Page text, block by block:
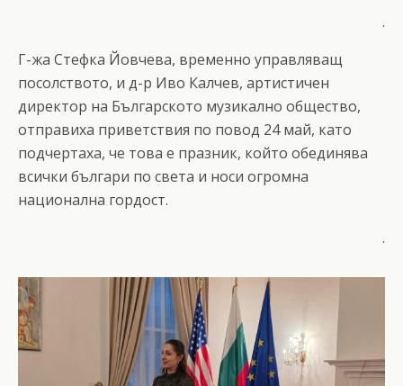
.
Г-жа Стефка Йовчева, временно управляващ
посолството, и д-р Иво Калчев, артистичен
директор на Българското музикално общество,
отправиха приветствия по повод 24 май, като
подчертаха, че това е празник, който обединява
всички българи по света и носи огромна
национална гордост.
.